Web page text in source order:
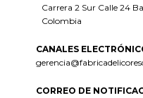
Carrera 2 Sur Calle 24
Colombia
CANALES
CORREO DE